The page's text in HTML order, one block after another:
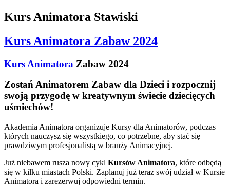
Kurs Animatora Stawiski
Kurs Animatora Zabaw 2024
Kurs Animatora Zabaw 2024
Zostań Animatorem Zabaw dla Dzieci i rozpocznij
swoją przygodę w kreatywnym świecie dziecięcych
uśmiechów!
Akademia Animatora organizuje Kursy dla Animatorów, podczas
których nauczysz się wszystkiego, co potrzebne, aby stać się
prawdziwym profesjonalistą w branży Animacyjnej.
Już niebawem rusza nowy cykl Kursów Animatora, które odbędą
się w kilku miastach Polski. Zaplanuj już teraz swój udział w Kursie
Animatora i zarezerwuj odpowiedni termin.